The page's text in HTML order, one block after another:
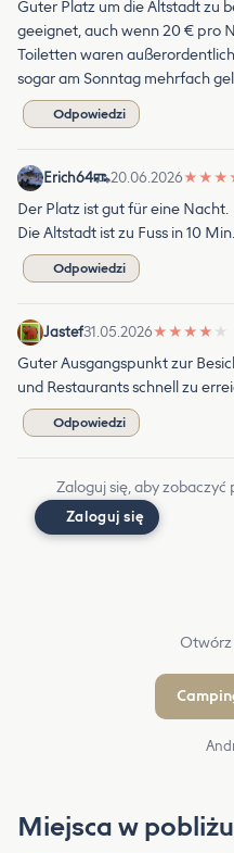
Guter Platz um die Altstadt zu
geeignet, auch wenn 20 € pro
Toiletten waren
sogar am Sonntag mehrfach
Odpowiedzi
Erich64 20.06.2026★ ★ ★
Der Platz ist gut für eine Nacht.
Die Altstadt ist zu Fuss in 10
Odpowiedzi
Jastef31.05.2026★ ★ ★ ★ ★
Guter Ausgangspunkt zur
und Restaurants schnell zu
Odpowiedzi
Zaloguj się, aby zobaczyć
Zaloguj się
Miejsca w pobliżu